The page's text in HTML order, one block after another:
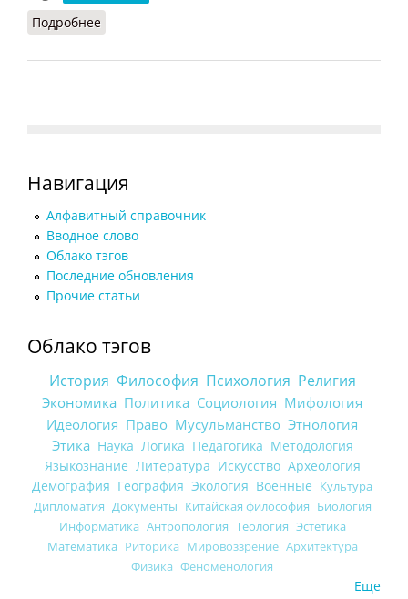
Подробнее
Навигация
Алфавитный справочник
Вводное слово
Облако тэгов
Последние обновления
Прочие статьи
Облако тэгов
История Философия Психология Религия
Экономика Политика Социология Мифология
Идеология Право Мусульманство Этнология
Этика Наука Логика Педагогика Методология
Языкознание Литература Искусство Археология
Демография География Экология Военные Культура
Дипломатия Документы Китайская философия Биология
Информатика Антропология Теология Эстетика
Математика Риторика Мировоззрение Архитектура
Физика Феноменология
Еще